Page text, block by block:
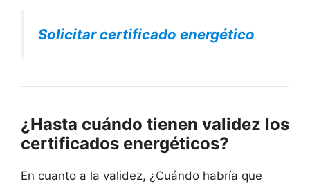
Solicitar certificado energético
¿Hasta cuándo tienen validez los
certificados energéticos?
En cuanto a la validez, ¿Cuándo habría que